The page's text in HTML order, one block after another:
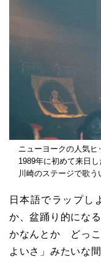
ニューヨークの人気
1989年に初めて来日
川崎のステージで歌う
日本語でラップし
か、盆踊り的にな
かなんとか どっ
よいさ」みたいな